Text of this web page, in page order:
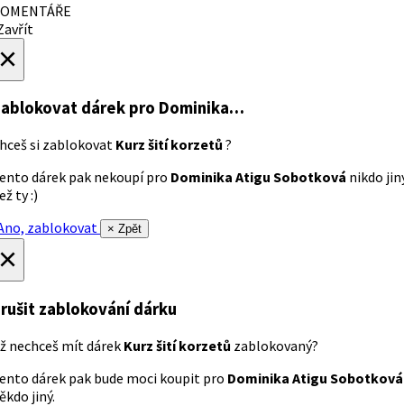
dárek pro Dominika…
si zablokovat Kurz šití korzetů ?
dárek pak nekoupí pro Dominika Atigu Sobotková nikdo
ty :)
zablokovat
× Zpět
zablokování dárku
nechceš mít dárek Kurz šití korzetů zablokovaný?
dárek pak bude moci koupit pro Dominika Atigu Sobotková
jiný.